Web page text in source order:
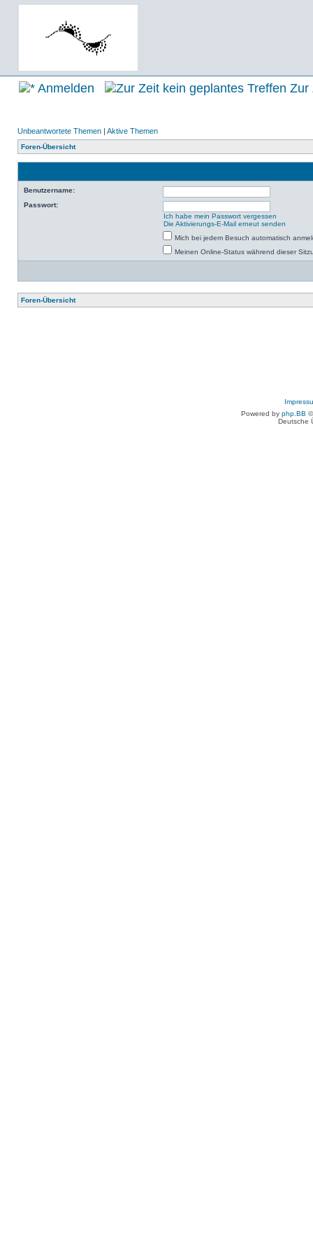
Anmelden Zur
Unbeantwortete Themen | Aktive Themen
Foren-Übersicht
Benutzername:
Passwort:
Ich habe mein Passwort vergessen
Die Aktivierungs-E-Mail erneut senden
Mich bei jedem Besuch automatisch
Meinen Online-Status während dieser
Foren-Übersicht
Powered by php.BB
Deutsche